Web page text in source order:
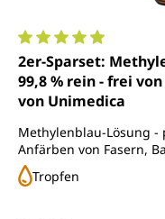
Durchschnittliche
2er-Sparset:
99,8 % rein - frei
von Unimedica
Methylenblau-Lösung -
Anfärben von Fasern,
Tropfen